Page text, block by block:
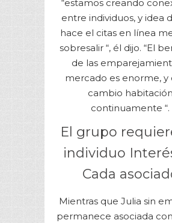
“estamos creando
entre individuos, y idea
hace el citas en línea
sobresalir “, él dijo. “El
de las
mercado es enorme, y
cambio habitación
continuamente “.
El grupo
individuo
Cada
Mientras que Julia sin
permanece asociada